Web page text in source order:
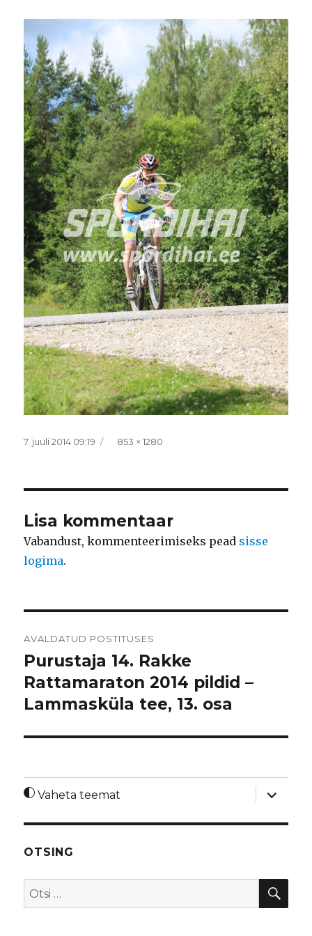
Postitatud
7. juuli 2014 09:19 Täissuurus
853 × 1280
Lisa kommentaar
Vabandust, kommenteerimiseks pead sisse
logima.
AVALDATUD POSTITUSES
Purustaja 14. Rakke
Rattamaraton 2014 pildid –
Lammasküla tee, 13. osa
Vaheta teemat
laienda
OTSING
Otsi: